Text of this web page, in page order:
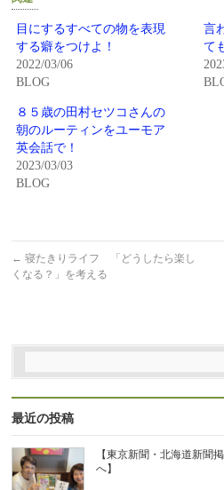
共
有
(新
し
い
ウ
ィ
ド
ウ
で
開
き
ま
す)
リ
ッ
ク
し
て
さ
い
(新
し
い
ウ
き
ま
す)
目にするすべての物を表現
する癖をつけよ！
2022/03/06
BLOG
言
て
８５歳の田村セツコさんの
朝のルーティンをユーモア
英会話で！
2023/03/03
BLOG
← 寝たきりライフ 「どうしたら楽し
くなる？」を考える
最近の投稿
【東京新聞・北海道新聞
へ】